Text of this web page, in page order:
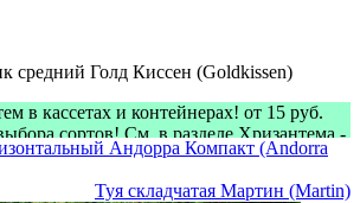
средний Голд Киссен (Goldkissen)
в кассетах и контейнерах! от 15 руб.
сортов! См. в разделе Хризантема -
Андорра Компакт (Andorra
Туя складчатая Мартин (Martin)